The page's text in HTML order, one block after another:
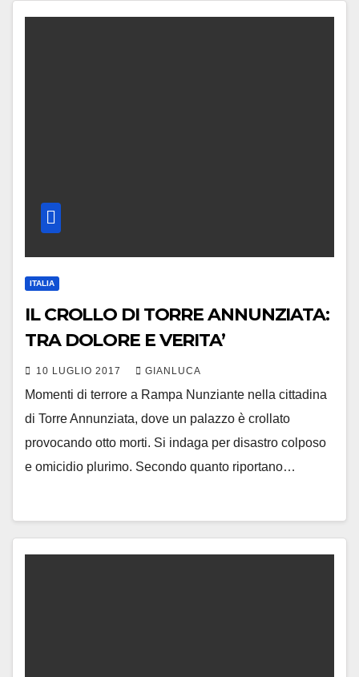
ITALIA
IL CROLLO DI TORRE ANNUNZIATA:
TRA DOLORE E VERITA’
10 LUGLIO 2017 GIANLUCA
Momenti di terrore a Rampa Nunziante nella cittadina
di Torre Annunziata, dove un palazzo è crollato
provocando otto morti. Si indaga per disastro colposo
e omicidio plurimo. Secondo quanto riportano…